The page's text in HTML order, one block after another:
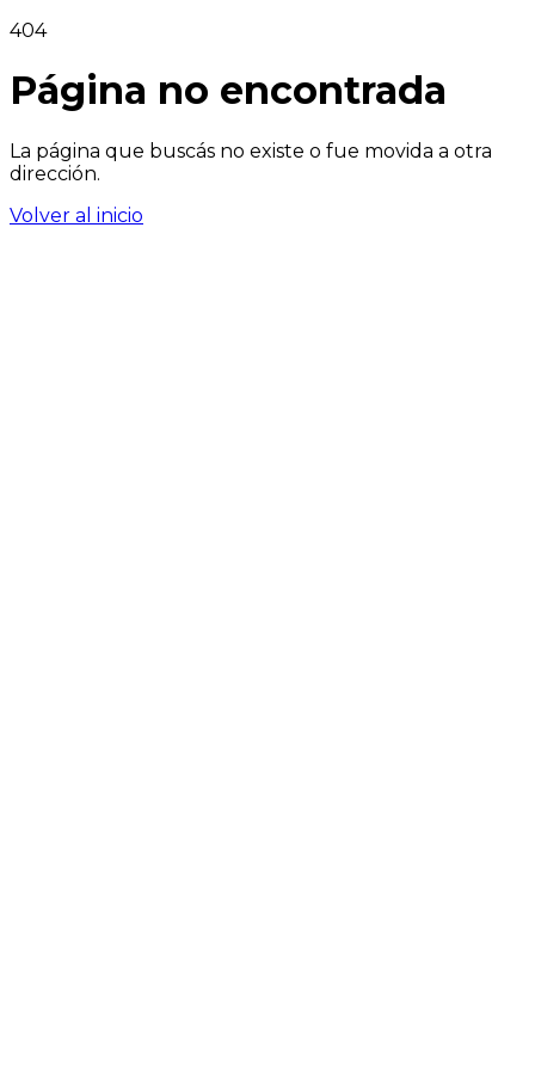
404
Página no encontrada
La página que buscás no existe o fue movida a otra
dirección.
Volver al inicio